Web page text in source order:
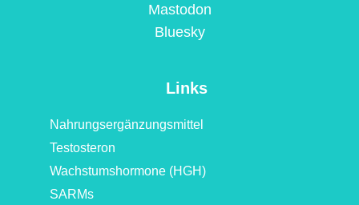
Mastodon
Bluesky
Links
Nahrungsergänzungsmittel
Testosteron
Wachstumshormone (HGH)
SARMs